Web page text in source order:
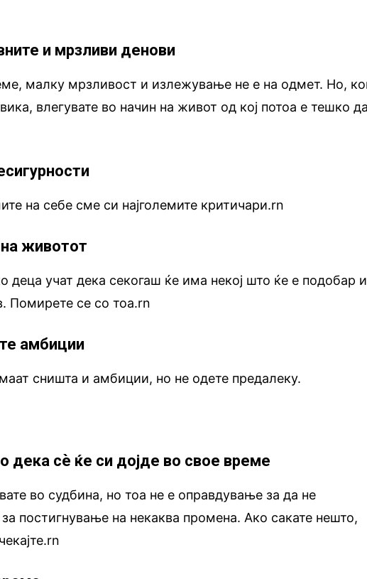
и мрзливи денови
малку мрзливост и излежување не е на одмет. Но,
влегувате во начин на живот од кој потоа е тешко
на себе сме си најголемите критичари.rn
животот
деца учат дека секогаш ќе има некој што ќе е подобар и
Помирете се со тоа.rn
амбиции
сништа и амбиции, но не одете предалеку.
дека сѐ ќе си дојде во свое време
во судбина, но тоа не е оправдување за да не
постигнување на некаква промена. Ако сакате нешто,